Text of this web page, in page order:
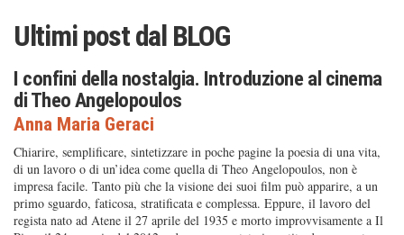
Ultimi post dalBLOG
I confini della nostalgia. Introduzione al cinema
di Theo Angelopoulos
Anna Maria Geraci
Chiarire, semplificare, sintetizzare in poche pagine la poesia di una vita,
di un lavoro o di un’idea come quella di Theo Angelopoulos, non è
impresa facile. Tanto più che la visione dei suoi film può apparire, a un
primo sguardo, faticosa, stratificata e complessa. Eppure, il lavoro del
regista nato ad Atene il 27 aprile del 1935 e morto improvvisamente a Il